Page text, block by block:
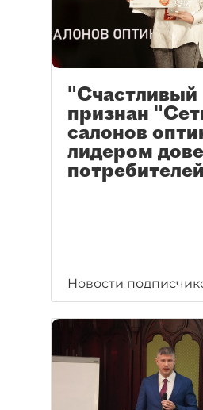
"Счастливый
признан
салонов
лидером
потребителей
Новости